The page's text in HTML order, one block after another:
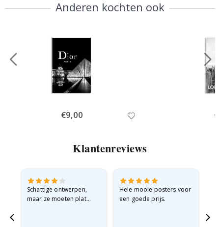
Anderen kochten ook
Special
Price
€9,00
Klantenreviews
Schattige ontwerpen,
maar ze moeten plat
Hele mooie posters voor
een goede prijs.